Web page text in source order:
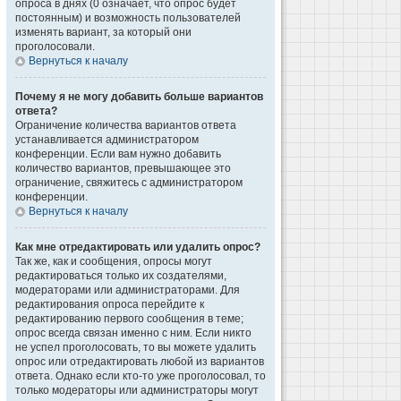
опроса в днях (0 означает, что опрос будет
постоянным) и возможность пользователей
изменять вариант, за который они
проголосовали.
Вернуться к началу
Почему я не могу добавить больше вариантов
ответа?
Ограничение количества вариантов ответа
устанавливается администратором
конференции. Если вам нужно добавить
количество вариантов, превышающее это
ограничение, свяжитесь с администратором
конференции.
Вернуться к началу
Как мне отредактировать или удалить опрос?
Так же, как и сообщения, опросы могут
редактироваться только их создателями,
модераторами или администраторами. Для
редактирования опроса перейдите к
редактированию первого сообщения в теме;
опрос всегда связан именно с ним. Если никто
не успел проголосовать, то вы можете удалить
опрос или отредактировать любой из вариантов
ответа. Однако если кто-то уже проголосовал, то
только модераторы или администраторы могут